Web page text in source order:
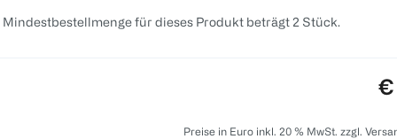
Mindestbestellmenge für dieses Produkt beträgt 2 Stück.
€
Preise in Euro inkl. 20 % MwSt. zzgl.